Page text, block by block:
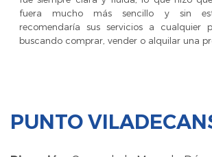
fuera mucho más sencillo y sin
recomendaría sus servicios a cualquier
buscando comprar, vender o alquilar una
PUNTO